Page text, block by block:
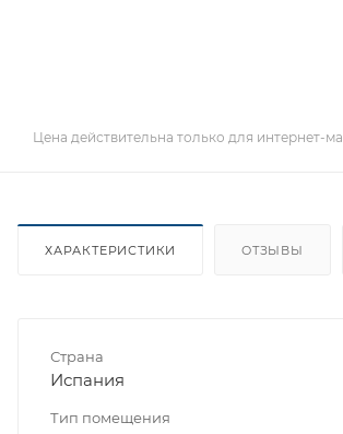
Цена действительна только для интернет-
ХАРАКТЕРИСТИКИ ОТЗЫВЫ
Страна
Испания
Тип помещения